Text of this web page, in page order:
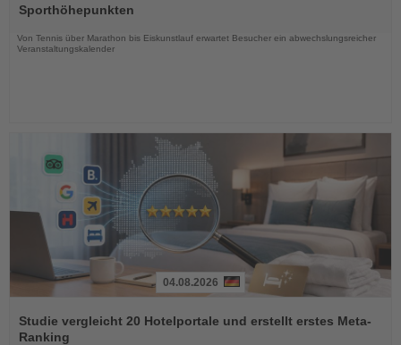
die
Nachrichten
Sporthöhepunkten
Von Tennis über Marathon bis Eiskunstlauf erwartet Besucher ein abwechslungsreicher
Veranstaltungskalender
Sie
die
04.08.2026
Studie vergleicht 20 Hotelportale und erstellt erstes Meta-
Ranking